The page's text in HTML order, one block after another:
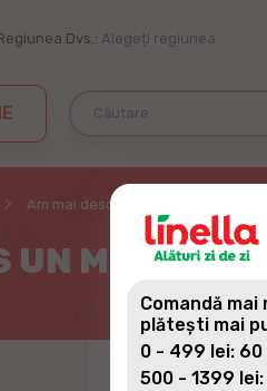
Dvs.: Alegeți regiunea
Am mai deschis un magazin Linella!
UN MAGAZIN
Comandă mai
plătești mai
0 - 499 lei: 60
500 - 1399